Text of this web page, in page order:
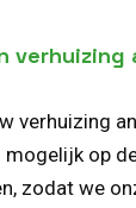
verhuizing
mogelijk op
zodat we